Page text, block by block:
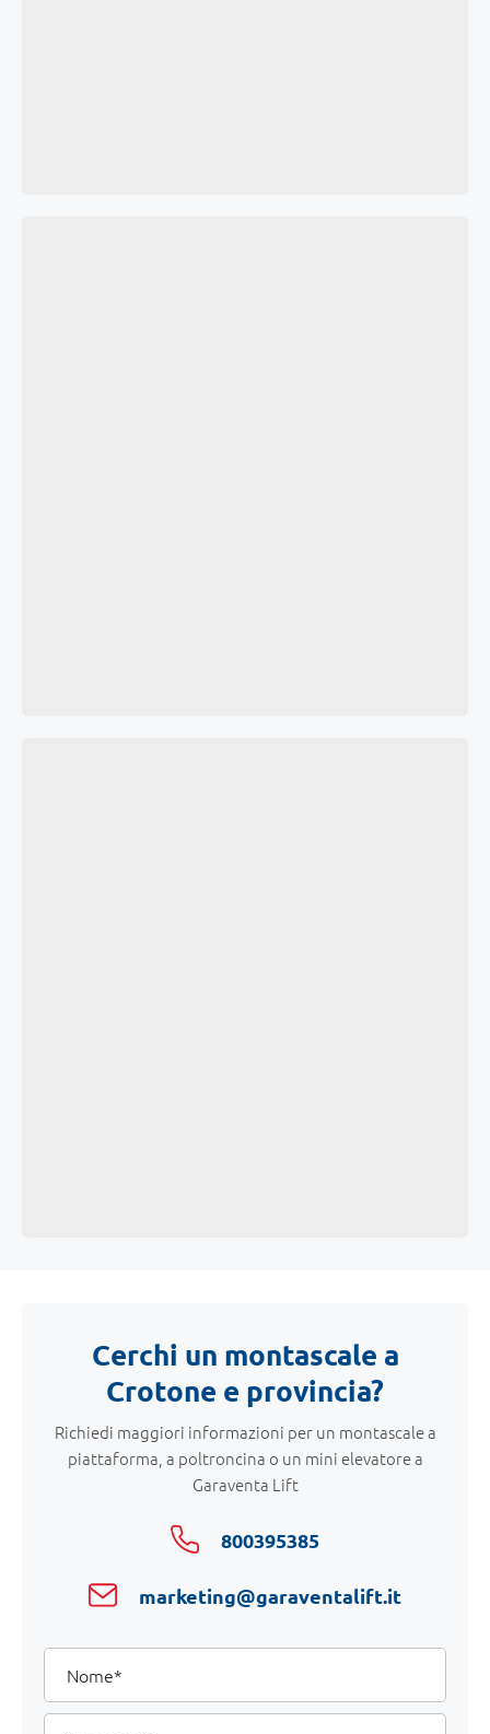
Cerchi un montascale a
Crotone e provincia?
Richiedi maggiori informazioni per un montascale a
piattaforma, a poltroncina o un mini elevatore a
Garaventa Lift
800395385
marketing@garaventalift.it
I
tuoi
dati
Nome
Cognome